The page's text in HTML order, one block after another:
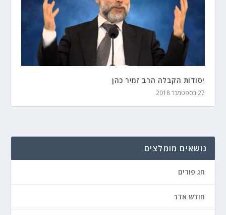
יסודות הקבלה הרב זמיר כהן
27 בספטמבר 2018
נושאים מומלצים
חג פורים
חודש אדר